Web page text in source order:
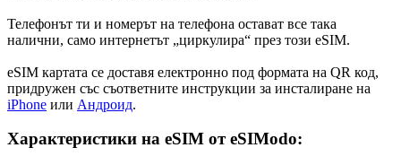
Телефонът ти и номерът на телефона остават все така
налични, само интернетът „циркулира“ през този eSIM.
eSIM картата се доставя електронно под формата на QR код,
придружен със съответните инструкции за инсталиране на
iPhone или Андроид.
Характеристики на eSIM от eSIModo: